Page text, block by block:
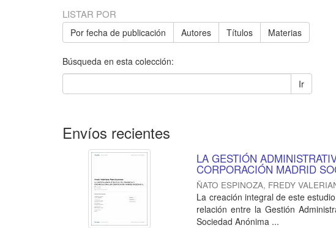
LISTAR POR
Por fecha de publicación Autores Títulos Materias
Búsqueda en esta colección:
Ir
Envíos recientes
LA GESTIÓN
CORPORACIÓN MADRID
ÑATO ESPINOZA, FREDY
La creación integral de este
relación entre la Gestión
Sociedad Anónima ...